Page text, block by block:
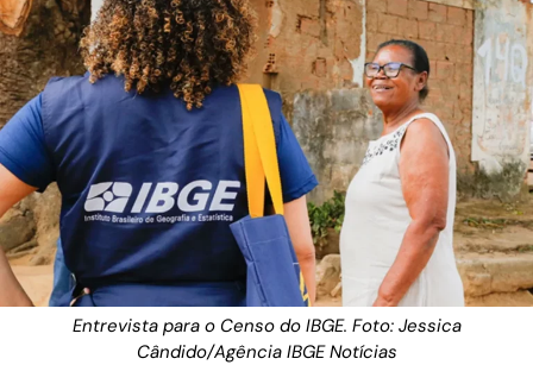
Entrevista para o Censo do IBGE. Foto: Jessica
Cândido/Agência IBGE Notícias